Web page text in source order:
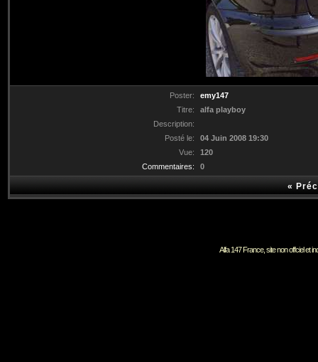
Poster:
emy147
Titre:
alfa playboy
Description:
Posté le:
04 Juin 2008 19:30
Vue:
120
Commentaires:
0
«
Alfa 147 France, site non offciel et